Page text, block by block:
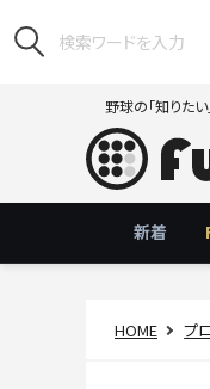
野球の「知りた
新着
HOME プ